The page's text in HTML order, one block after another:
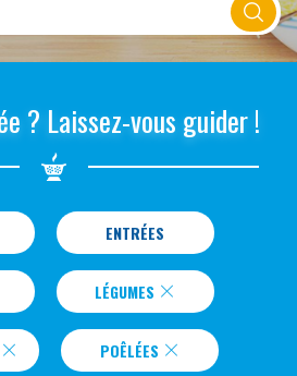
? Laissez-vous guider !
ENTRÉES
LÉGUMES
POÊLÉES